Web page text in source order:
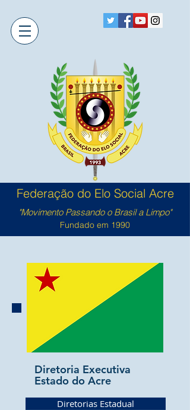
Federação do Elo Social Acre
"Movimento Passando o Brasil a Limpo"
Fundado em 1990
Diretoria Executiva
Estado do Acre
Diretorias Estadual